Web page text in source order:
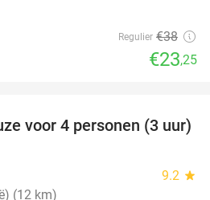
Regulier €38
€23,25
31%
voor 4 personen (3 uur)
9.2 star
(12 km)